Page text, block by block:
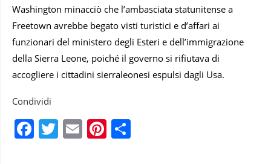
Washington minacciò che l’ambasciata statunitense a
Freetown avrebbe begato visti turistici e d’affari ai
funzionari del ministero degli Esteri e dell’immigrazione
della Sierra Leone, poiché il governo si rifiutava di
accogliere i cittadini sierraleonesi espulsi dagli Usa.
Condividi
Facebook
Twitter
EmailPinterest